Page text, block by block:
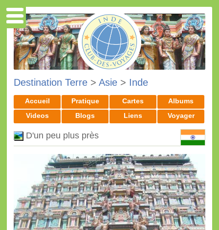
Destination Terre > Asie > Inde
Accueil Pratique Cartes
Albums
Videos
Blogs Liens Voyager
D'un peu plus près